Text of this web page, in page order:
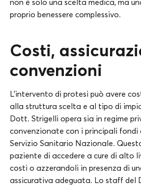
non è solo una scelta medica, ma
proprio benessere complessivo.
Costi,
convenzioni
L’intervento di protesi può avere
alla struttura scelta e al tipo di
Dott. Strigelli opera sia in regime
convenzionate con i principali fondi
Servizio Sanitario Nazionale.
paziente di accedere a cure di alto
costi o azzerandoli in presenza di
assicurativa adeguata. Lo staff del